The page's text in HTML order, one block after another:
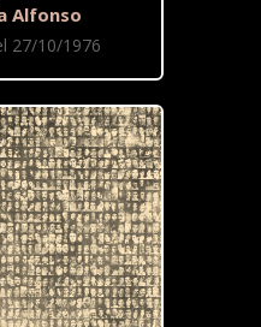
Alfonso
27/10/1976